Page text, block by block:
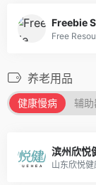
Freebie
养老用品
健康慢病 辅
滨州欣悦